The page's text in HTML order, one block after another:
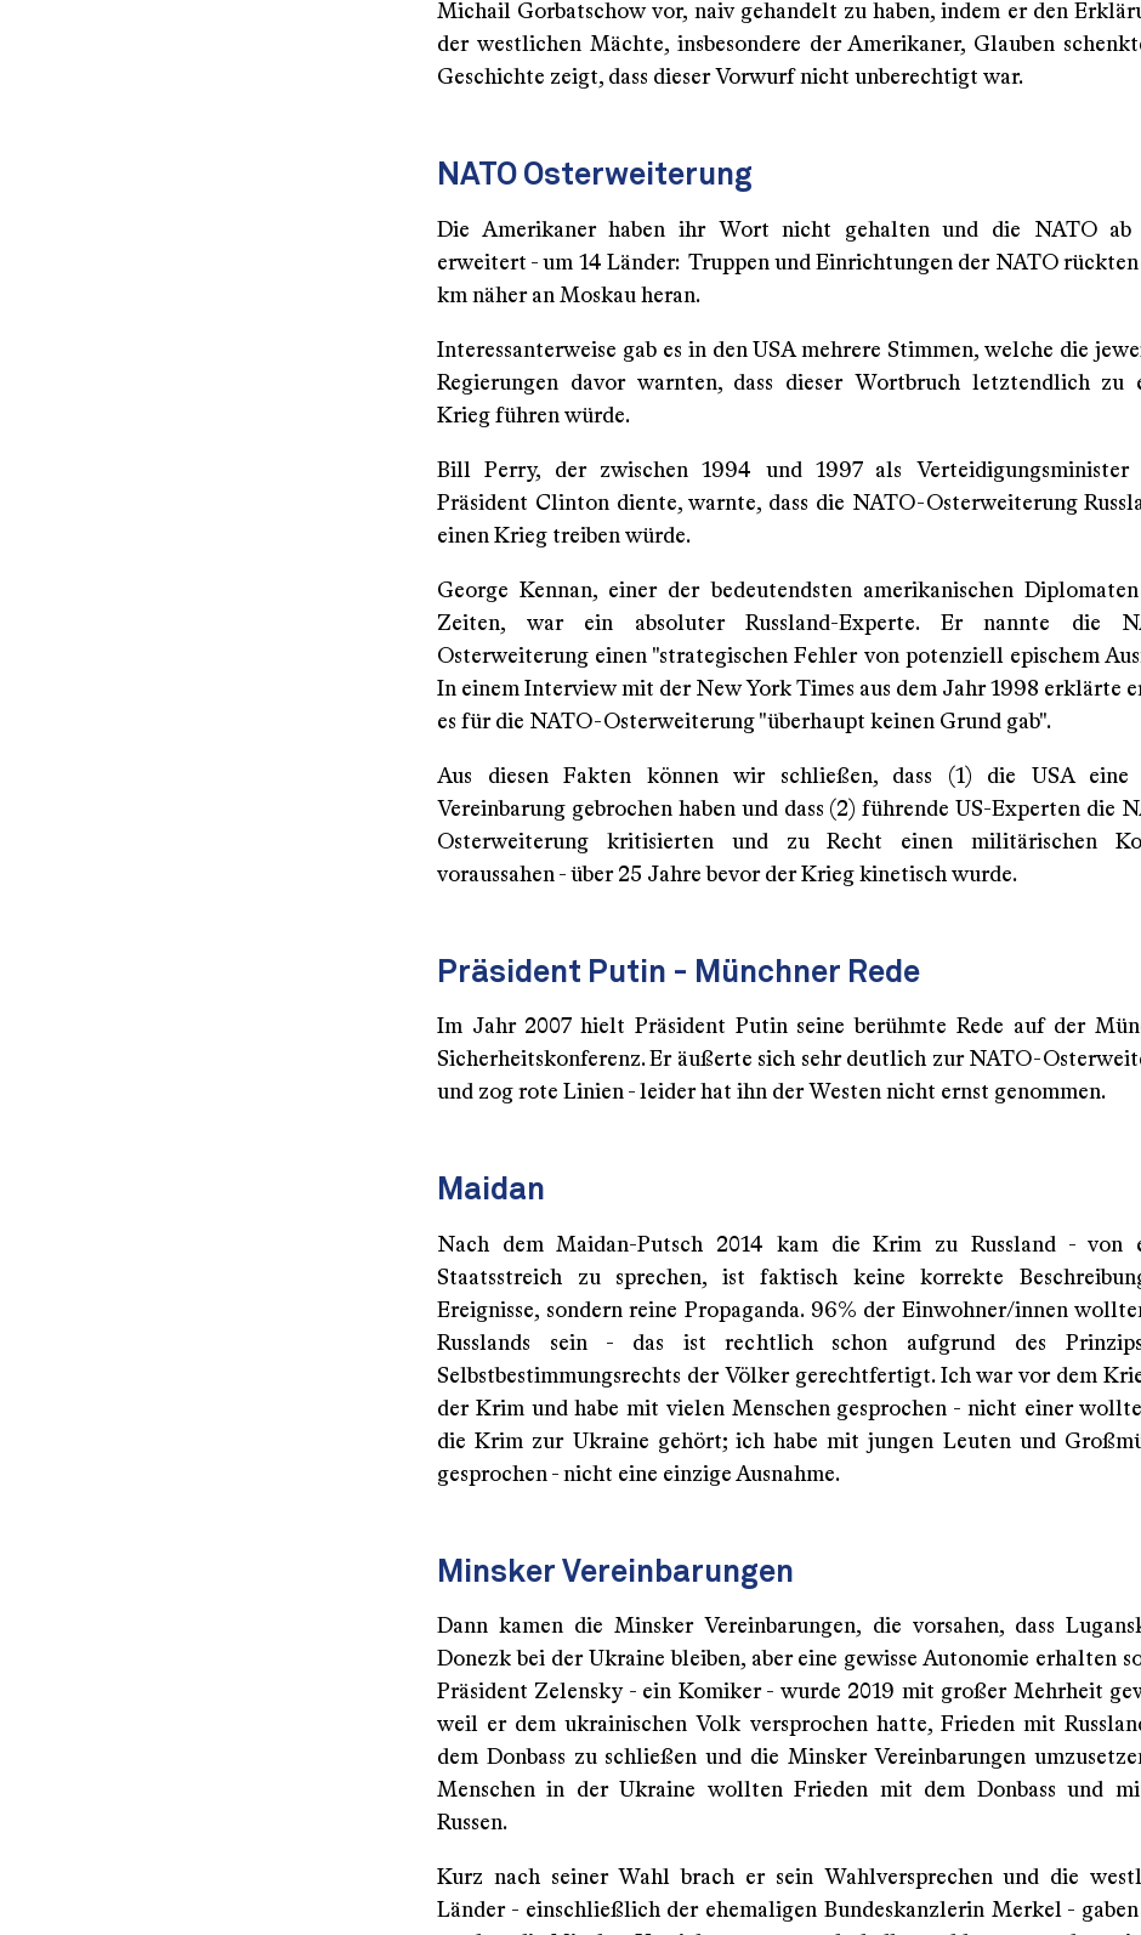
Michail Gorbatschow vor, naiv gehandelt zu haben, indem er den
der westlichen Mächte, insbesondere der Amerikaner, Glauben
Geschichte zeigt, dass dieser Vorwurf nicht unberechtigt war.
NATO Osterweiterung
Die Amerikaner haben ihr Wort nicht gehalten und die NATO ab
erweitert - um 14 Länder: Truppen und Einrichtungen der NATO rückten
km näher an Moskau heran.
Interessanterweise gab es in den USA mehrere Stimmen, welche die
Regierungen davor warnten, dass dieser Wortbruch letztendlich zu
Krieg führen würde.
Bill Perry, der zwischen 1994 und 1997 als Verteidigungsminister
Präsident Clinton diente, warnte, dass die NATO-Osterweiterung
einen Krieg treiben würde.
George Kennan, einer der bedeutendsten amerikanischen
Zeiten, war ein absoluter Russland-Experte. Er nannte die
Osterweiterung einen "strategischen Fehler von potenziell epischem
In einem Interview mit der New York Times aus dem Jahr 1998 erklärte
es für die NATO-Osterweiterung "überhaupt keinen Grund gab".
Aus diesen Fakten können wir schließen, dass (1) die USA eine
Vereinbarung gebrochen haben und dass (2) führende US-Experten die
Osterweiterung kritisierten und zu Recht einen militärischen
voraussahen - über 25 Jahre bevor der Krieg kinetisch wurde.
Präsident Putin - Münchner Rede
Im Jahr 2007 hielt Präsident Putin seine berühmte Rede auf der
Sicherheitskonferenz. Er äußerte sich sehr deutlich zur NATO-
und zog rote Linien - leider hat ihn der Westen nicht ernst genommen.
Maidan
Nach dem Maidan-Putsch 2014 kam die Krim zu Russland - von
Staatsstreich zu sprechen, ist faktisch keine korrekte
Ereignisse, sondern reine Propaganda. 96% der Einwohner/innen
Russlands sein - das ist rechtlich schon aufgrund des
Selbstbestimmungsrechts der Völker gerechtfertigt. Ich war vor dem
der Krim und habe mit vielen Menschen gesprochen - nicht einer
die Krim zur Ukraine gehört; ich habe mit jungen Leuten und
gesprochen - nicht eine einzige Ausnahme.
Minsker Vereinbarungen
Dann kamen die Minsker Vereinbarungen, die vorsahen, dass
Donezk bei der Ukraine bleiben, aber eine gewisse Autonomie erhalten
Präsident Zelensky - ein Komiker - wurde 2019 mit großer Mehrheit
weil er dem ukrainischen Volk versprochen hatte, Frieden mit
dem Donbass zu schließen und die Minsker Vereinbarungen
Menschen in der Ukraine wollten Frieden mit dem Donbass und
Russen.
Kurz nach seiner Wahl brach er sein Wahlversprechen und die
Länder - einschließlich der ehemaligen Bundeskanzlerin Merkel -